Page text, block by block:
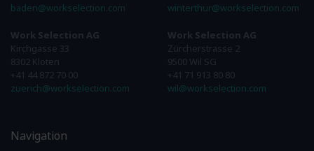
baden@workselection.com
Work Selection AG
Kirchgasse 33
8302 Kloten
+41 44 872 70 00
zuerich@workselection.com
winterthur@workselection.com
Work Selection AG
Zürcherstrasse 2
9500 Wil SG
+41 71 913 80 80
wil@workselection.com
Navigation